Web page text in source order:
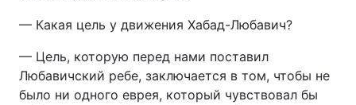
— Какая цель у движения Хабад-Любавич?
— Цель, которую перед нами поставил
Любавичский ребе, заключается в том, чтобы не
было ни одного еврея, который чувствовал бы